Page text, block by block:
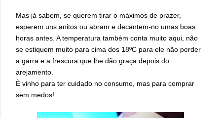
Mas já sabem, se querem tirar o máximos de prazer,
esperem uns anitos ou abram e decantem-no umas boas
horas antes. A temperatura também conta muito aqui, não
se estiquem muito para cima dos 18ºC para ele não perder
a garra e a frescura que lhe dão graça depois do
arejamento.
È vinho para ter cuidado no consumo, mas para comprar
sem medos!